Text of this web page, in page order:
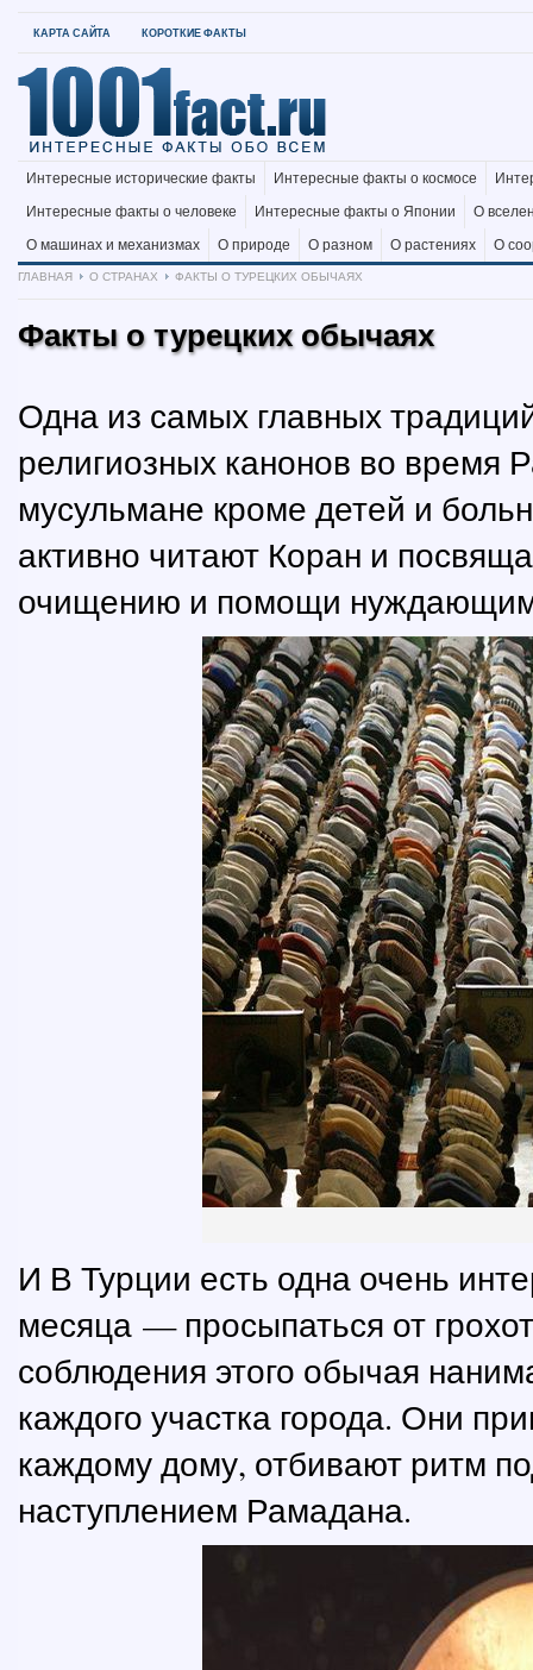
КАРТА САЙТА КОРОТКИЕ ФАКТЫ
Интересные исторические факты Интересные факты о космосе
Интересные факты о человеке
Интересные факты о Японии
О
О машинах и механизмах
О природе О разном О растениях
О
ГЛАВНАЯ
О СТРАНАХ ФАКТЫ О ТУРЕЦКИХ ОБЫЧАЯХ
Факты о турецких обычаях
Одна из самых главных
религиозных канонов во время
мусульмане кроме детей и
активно читают Коран и
очищению и помощи
И В Турции есть одна очень
месяца — просыпаться от
соблюдения этого обычая
каждого участка города. Они
каждому дому, отбивают ритм
наступлением Рамадана.